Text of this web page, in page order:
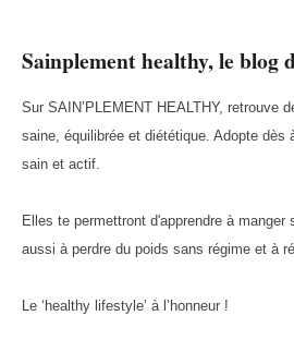
des
publications
Sainplement healthy, le blog
Sur SAIN’PLEMENT HEALTHY, retrouve
saine, équilibrée et diététique. Adopte dès
sain et actif.
Elles te permettront d'apprendre à manger
aussi à perdre du poids sans régime et à
Le ‘healthy lifestyle’ à l’honneur !